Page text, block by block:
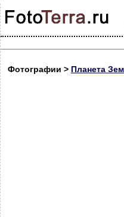
Фотографии > Планета